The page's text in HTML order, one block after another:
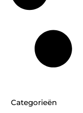
Categorieën